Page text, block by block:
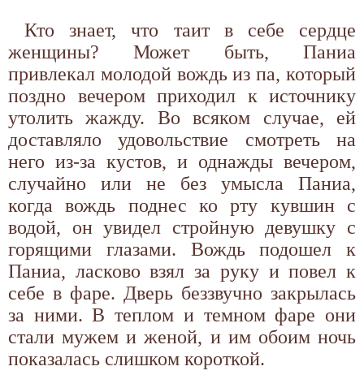
Кто знает, что таит в себе сердце
женщины? Может быть, Паниа
привлекал молодой вождь из па, который
поздно вечером приходил к источнику
утолить жажду. Во всяком случае, ей
доставляло удовольствие смотреть на
него из-за кустов, и однажды вечером,
случайно или не без умысла Паниа,
когда вождь поднес ко рту кувшин с
водой, он увидел стройную девушку с
горящими глазами. Вождь подошел к
Паниа, ласково взял за руку и повел к
себе в фаре. Дверь беззвучно закрылась
за ними. В теплом и темном фаре они
стали мужем и женой, и им обоим ночь
показалась слишком короткой.